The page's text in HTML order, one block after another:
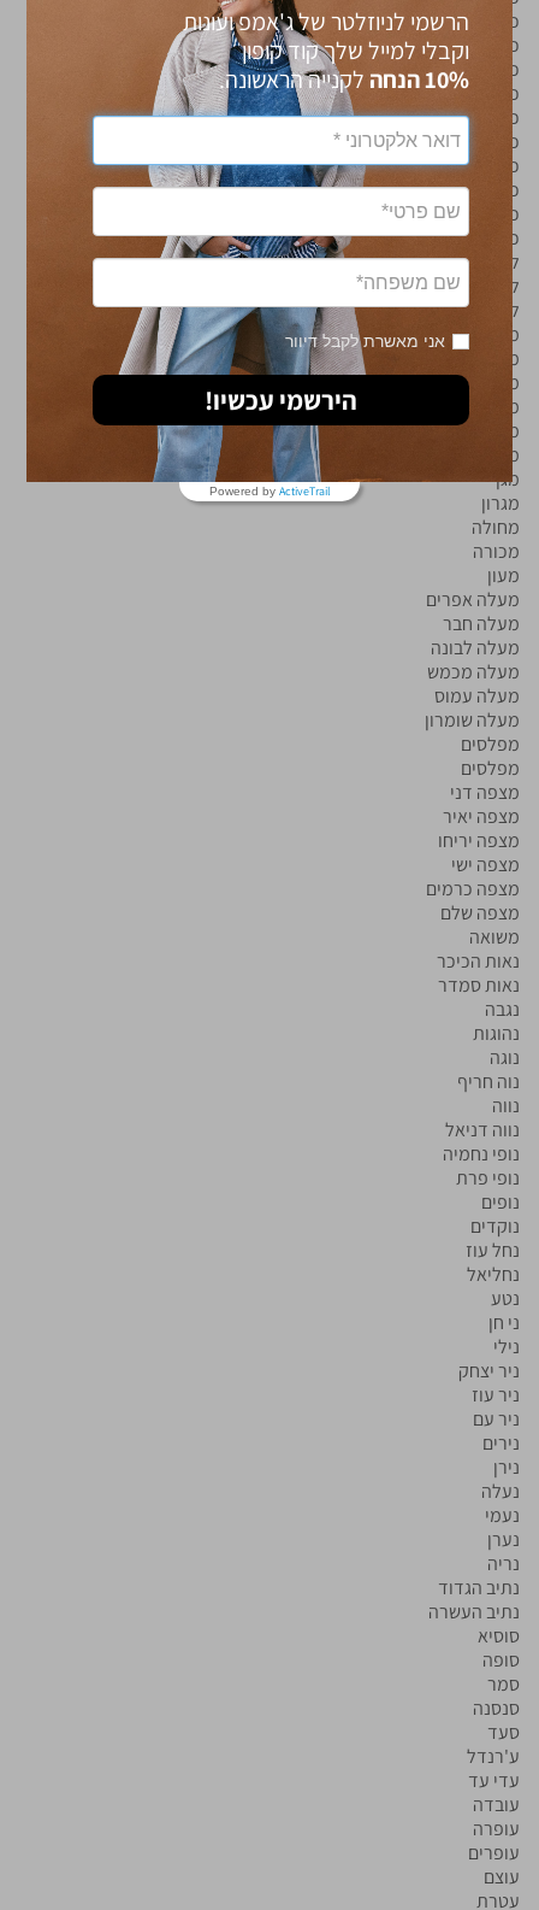
כפר מימון
כפר עזה
כפר עציון
כפר תפוח
כרם רעים
כרם שלום
כרמי צור
כרמי קטיף
כרמיה
כרמל
להב
לוטן
לשם
מבואות יריחו
מבוואת יריחו
מבטחים
מבקעים
מגדל עוז
מגדלים
מגן
מגרון
מחולה
מכורה
מעון
מעלה אפרים
מעלה חבר
מעלה לבונה
מעלה מכמש
מעלה עמוס
מעלה שומרון
מפלסים
מפלסים
מצפה דני
מצפה יאיר
מצפה יריחו
מצפה ישי
מצפה כרמים
מצפה שלם
משואה
נאות הכיכר
נאות סמדר
נגבה
נהוגות
נוגה
נוה חריף
נווה
נווה דניאל
נופי נחמיה
נופי פרת
נופים
נוקדים
נחל עוז
נחליאל
נטע
ני חן
נילי
ניר יצחק
ניר עוז
ניר עם
נירים
נירן
נעלה
נעמי
נערן
נריה
נתיב הגדוד
נתיב העשרה
סוסיא
סופה
סמר
סנסנה
סעד
ע'רנדל
עדי עד
עובדה
עופרה
עופרים
עוצם
עטרת
הרשמי לניוזלטר של ג'אמפ ועונות
וקבלי למייל שלך קוד קופון
10% הנחה
לקנייה הראשונה.
אני מאשרת לקבל דיוור
הירשמי עכשיו!
Powered by ActiveTrail